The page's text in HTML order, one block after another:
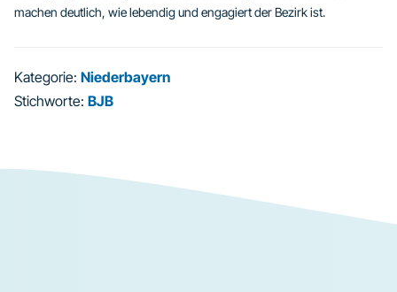
machen deutlich, wie lebendig und engagiert der Bezirk ist.
Kategorie: Niederbayern
Stichworte: BJB